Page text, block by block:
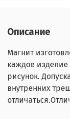
Описание
Магнит
каждое
рисунок.
внутренних